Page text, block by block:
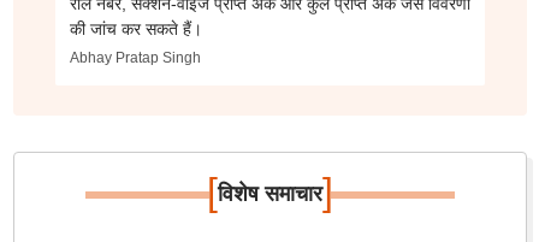
की जांच कर सकते हैं।
Abhay Pratap Singh
[विशेष समाचार]